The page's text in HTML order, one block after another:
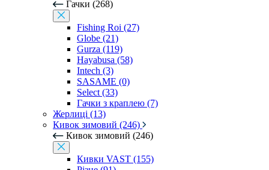
Гачки (268)
Fishing Roi (27)
Globe (21)
Gurza (119)
Hayabusa (58)
Intech (3)
SASAME (0)
Select (33)
Гачки з краплею (7)
Жерлиці (13)
Кивок зимовий (246)
Кивок зимовий (246)
Кивки VAST (155)